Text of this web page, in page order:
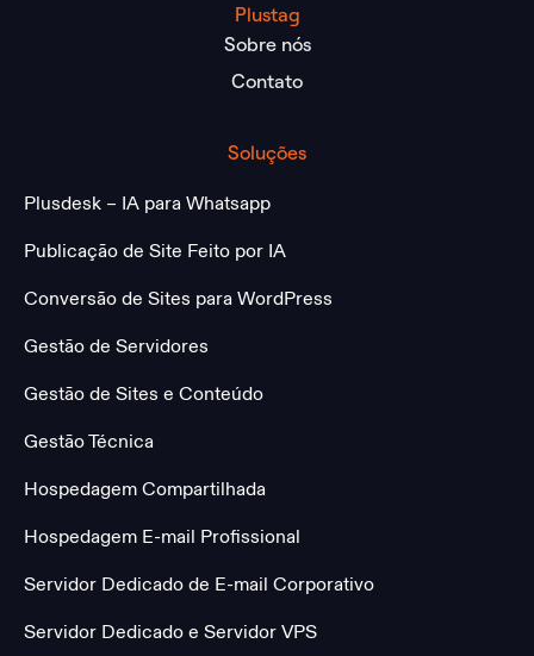
Plustag
Sobre nós
Contato
Soluções
Plusdesk – IA para Whatsapp
Publicação de Site Feito por IA
Conversão de Sites para WordPress
Gestão de Servidores
Gestão de Sites e Conteúdo
Gestão Técnica
Hospedagem Compartilhada
Hospedagem E-mail Profissional
Servidor Dedicado de E-mail Corporativo
Servidor Dedicado e Servidor VPS